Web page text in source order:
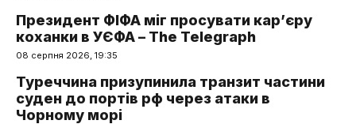
Президент ФІФА міг просувати кар’єру
коханки в УЄФА – The Telegraph
08 серпня 2026, 19:35
Туреччина призупинила транзит частини
суден до портів рф через атаки в
Чорному морі